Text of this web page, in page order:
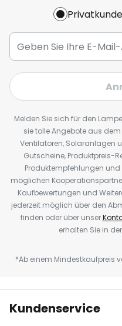
Privatkunde
Melden Sie sich für den
sie tolle Angebote aus
Ventilatoren, Solaranlagen
Gutscheine, Produktpreis-
Produktempfehlungen
möglichen
Kaufbewertungen und
jederzeit möglich über den
finden oder über unser
erhalten Sie in der
*Ab einem Mindestkaufpreis
Kundenservice